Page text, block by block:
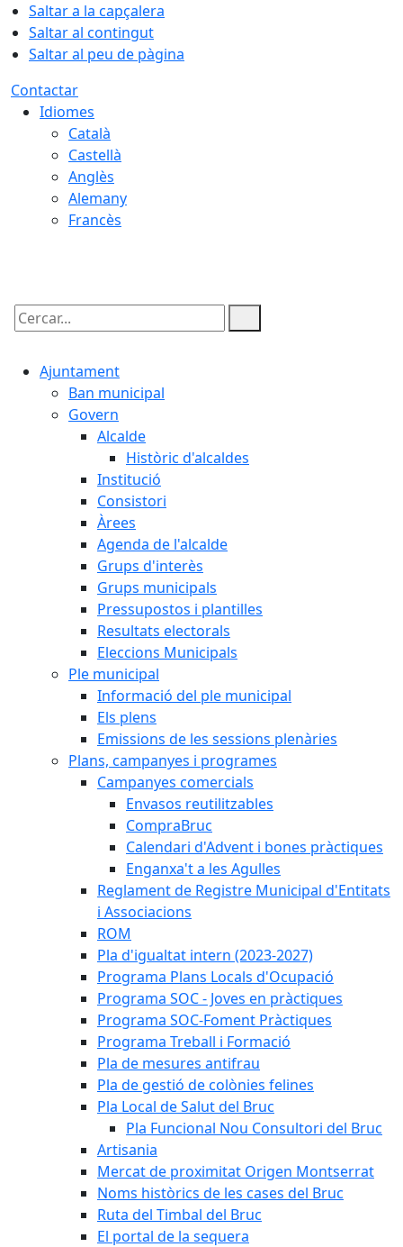
Saltar a la capçalera
Saltar al contingut
Saltar al peu de pàgina
Contactar
Idiomes
Català
Castellà
Anglès
Alemany
Francès
Cercar:
Ajuntament
Ban municipal
Govern
Alcalde
Històric d'alcaldes
Institució
Consistori
Àrees
Agenda de l'alcalde
Grups d'interès
Grups municipals
Pressupostos i plantilles
Resultats electorals
Eleccions Municipals
Ple municipal
Informació del ple municipal
Els plens
Emissions de les sessions plenàries
Plans, campanyes i programes
Campanyes comercials
Envasos reutilitzables
CompraBruc
Calendari d'Advent i bones pràctiques
Enganxa't a les Agulles
Reglament de Registre Municipal d'Entitats
i Associacions
ROM
Pla d'igualtat intern (2023-2027)
Programa Plans Locals d'Ocupació
Programa SOC - Joves en pràctiques
Programa SOC-Foment Pràctiques
Programa Treball i Formació
Pla de mesures antifrau
Pla de gestió de colònies felines
Pla Local de Salut del Bruc
Pla Funcional Nou Consultori del Bruc
Artisania
Mercat de proximitat Origen Montserrat
Noms històrics de les cases del Bruc
Ruta del Timbal del Bruc
El portal de la sequera